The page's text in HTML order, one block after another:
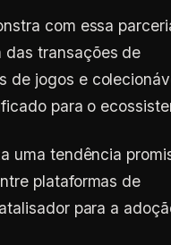
com essa
das transações de
de jogos e
para o
uma tendência
plataformas de
para a